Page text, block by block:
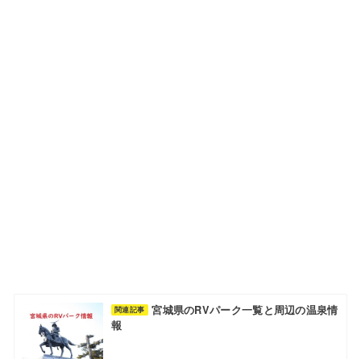
関連記事
宮城県のRVパーク一覧と周辺の温泉情
報